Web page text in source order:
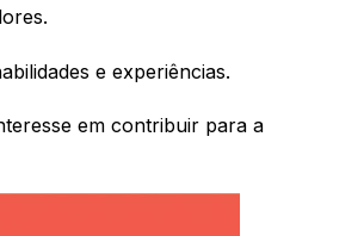
e experiências.
em contribuir para a